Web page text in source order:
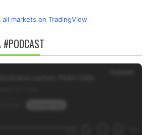
all markets on TradingView
#PODCAST